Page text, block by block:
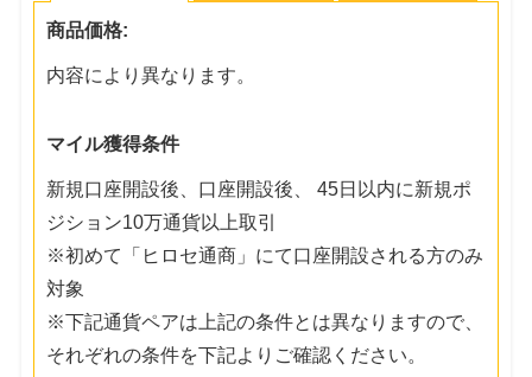
商品価格:
内容により異なります。
マイル獲得条件
新規口座開設後、口座開設後、 45日以内に新規ポ
ジション10万通貨以上取引
※初めて「ヒロセ通商」にて口座開設される方のみ
対象
※下記通貨ペアは上記の条件とは異なりますので、
それぞれの条件を下記よりご確認ください。